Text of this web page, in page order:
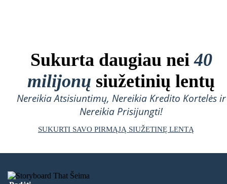
Sukurta daugiau nei40
milijonų siužetinių lentų
Nereikia Atsisiuntimų, Nereikia Kredito Kortelės ir
Nereikia Prisijungti!
SUKURTI SAVO PIRMĄJĄ SIUŽETINĘ LENTĄ